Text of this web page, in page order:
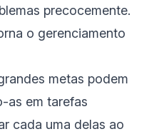
precocemente.
o gerenciamento
metas podem
as em tarefas
cada uma delas ao